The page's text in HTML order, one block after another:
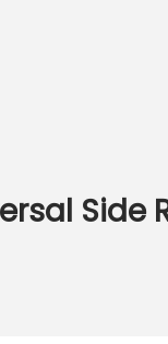
Side